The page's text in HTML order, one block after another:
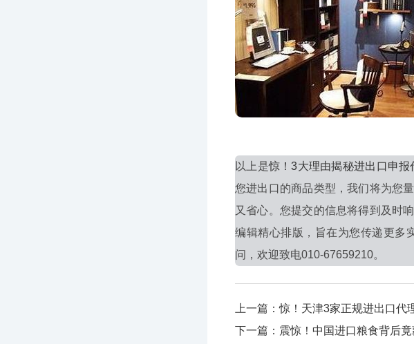
以上是惊！3大理由揭秘进出口申
您进出口的商品类型，我们将为您
又省心。您提交的信息将得到及时
编辑精心排版，旨在为您传递更多
问，欢迎致电010-67659210。
上一篇：惊！天津3家正规进出口代
下一篇：震惊！中国进口粮食背后竟